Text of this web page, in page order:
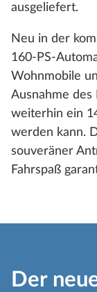
ausgeliefert.
Neu in der
Wohnmobile
Ausnahme des
weiterhin ein
werden kann.
souveräner
Fahrspaß
Der